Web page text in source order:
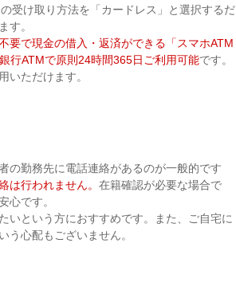
受け取り方法を「カードレス」と選択するだ
す。
要で現金の借入・返済ができる「スマホATM
行ATMで原則24時間365日ご利用可能です。
ただけます。
の勤務先に電話連絡があるのが一般的です
は行われません。 在籍確認が必要な場合で
心です。
いという方におすすめです。また、ご自宅に
う心配もございません。